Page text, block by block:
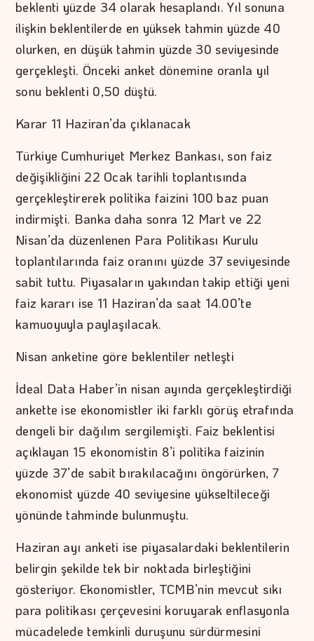
beklenti yüzde 34 olarak hesaplandı. Yıl sonuna
ilişkin beklentilerde en yüksek tahmin yüzde 40
olurken, en düşük tahmin yüzde 30 seviyesinde
gerçekleşti. Önceki anket dönemine oranla yıl
sonu beklenti 0,50 düştü.
Karar 11 Haziran’da çıklanacak
Türkiye Cumhuriyet Merkez Bankası, son faiz
değişikliğini 22 Ocak tarihli toplantısında
gerçekleştirerek politika faizini 100 baz puan
indirmişti. Banka daha sonra 12 Mart ve 22
Nisan’da düzenlenen Para Politikası Kurulu
toplantılarında faiz oranını yüzde 37 seviyesinde
sabit tuttu. Piyasaların yakından takip ettiği yeni
faiz kararı ise 11 Haziran’da saat 14.00’te
kamuoyuyla paylaşılacak.
Nisan anketine göre beklentiler netleşti
İdeal Data Haber’in nisan ayında gerçekleştirdiği
ankette ise ekonomistler iki farklı görüş etrafında
dengeli bir dağılım sergilemişti. Faiz beklentisi
açıklayan 15 ekonomistin 8’i politika faizinin
yüzde 37’de sabit bırakılacağını öngörürken, 7
ekonomist yüzde 40 seviyesine yükseltileceği
yönünde tahminde bulunmuştu.
Haziran ayı anketi ise piyasalardaki beklentilerin
belirgin şekilde tek bir noktada birleştiğini
gösteriyor. Ekonomistler, TCMB’nin mevcut sıkı
para politikası çerçevesini koruyarak enflasyonla
mücadelede temkinli duruşunu sürdürmesini